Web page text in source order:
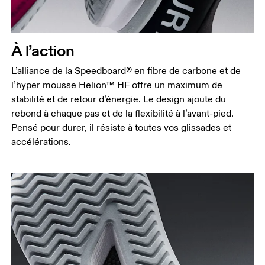
À l’action
L’alliance de la Speedboard® en fibre de carbone et de
l’hyper mousse Helion™ HF offre un maximum de
stabilité et de retour d’énergie. Le design ajoute du
rebond à chaque pas et de la flexibilité à l’avant-pied.
Pensé pour durer, il résiste à toutes vos glissades et
accélérations.